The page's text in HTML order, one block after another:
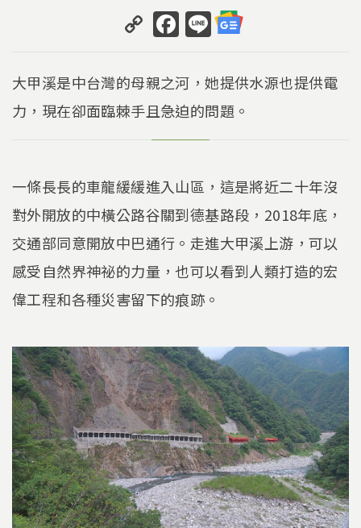
C
o
p
y
Li
n
k
F
a
c
e
b
o
o
k
Li
n
e
大甲溪是中台灣的母親之河，她提供水源也提供電
力，現在卻面臨棘手且急迫的問題。
一條長長的車龍緩緩進入山區，這是將近二十年沒
對外開放的中橫公路谷關到德基路段，2018年底，
交通部同意開放中巴通行。走進大甲溪上游，可以
感受自然界神祕的力量，也可以看到人類打造的宏
偉工程和各種災害留下的痕跡。